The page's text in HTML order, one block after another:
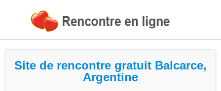
Site de rencontre gratuit Balcarce,
Argentine